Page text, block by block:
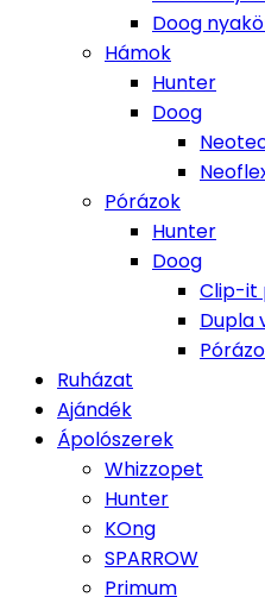
Doog
Hámok
Hunter
Doog
Pórázok
Hunter
Doog
Clip-it
Dupla
Ruházat
Ajándék
Ápolószerek
Whizzopet
Hunter
KOng
SPARROW
Primum